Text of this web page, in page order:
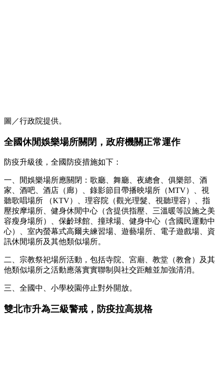
圖／行政院提供。
全國休閒娛樂場所關閉，政府機關正常運作
防疫升級後，全國防疫措施如下：
一、閒娛樂場所應關閉：歌廳、舞廳、夜總會、俱樂部、酒
家、酒吧、酒店（廊）、錄影節目帶播映場所（MTV）、視
聽歌唱場所 （KTV）、理容院（觀光理髮、視聽理容）、指
壓按摩場所、健身休閒中心（含提供指壓、三溫暖等設施之美
容瘦身場所）、保齡球館、撞球場、健身中心（含國民運動中
心）、室內螢幕式高爾夫練習場、遊藝場所、電子遊戲場、資
訊休閒場所及其他類似場所。
二、宗教祭祀場所活動，包括寺院、宮廟、教堂（教會）及其
他類似場所之活動應落實實聯制與社交距離並加強清消。
三、全國中、小學校園停止對外開放。
雙北市升為三級警戒，防疫拉高規格